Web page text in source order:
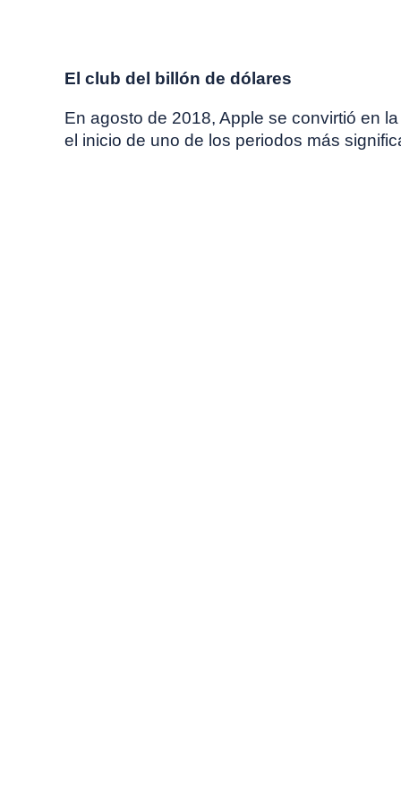
El club del billón de dólares
En agosto de 2018, Apple se convirtió en
el inicio de uno de los periodos más